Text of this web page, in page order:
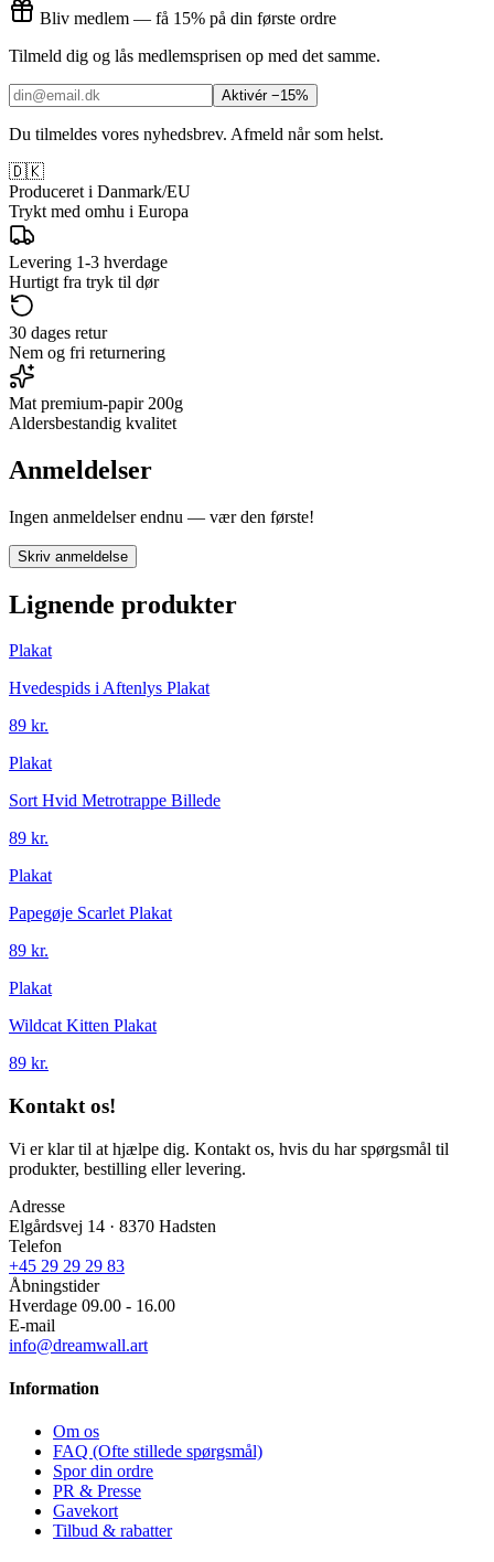
Bliv medlem — få 15% på din første ordre
Tilmeld dig og lås medlemsprisen op med det samme.
Aktivér −15%
Du tilmeldes vores nyhedsbrev. Afmeld når som helst.
🇩🇰
Produceret i Danmark/EU
Trykt med omhu i Europa
Levering 1-3 hverdage
Hurtigt fra tryk til dør
30 dages retur
Nem og fri returnering
Mat premium-papir 200g
Aldersbestandig kvalitet
Anmeldelser
Ingen anmeldelser endnu — vær den første!
Skriv anmeldelse
Lignende produkter
Plakat
Hvedespids i Aftenlys Plakat
89 kr.
Plakat
Sort Hvid Metrotrappe Billede
89 kr.
Plakat
Papegøje Scarlet Plakat
89 kr.
Plakat
Wildcat Kitten Plakat
89 kr.
Kontakt os!
Vi er klar til at hjælpe dig. Kontakt os, hvis du har spørgsmål til
produkter, bestilling eller levering.
Adresse
Elgårdsvej 14 · 8370 Hadsten
Telefon
+45 29 29 29 83
Åbningstider
Hverdage 09.00 - 16.00
E-mail
info@dreamwall.art
Information
Om os
FAQ (Ofte stillede spørgsmål)
Spor din ordre
PR & Presse
Gavekort
Tilbud & rabatter